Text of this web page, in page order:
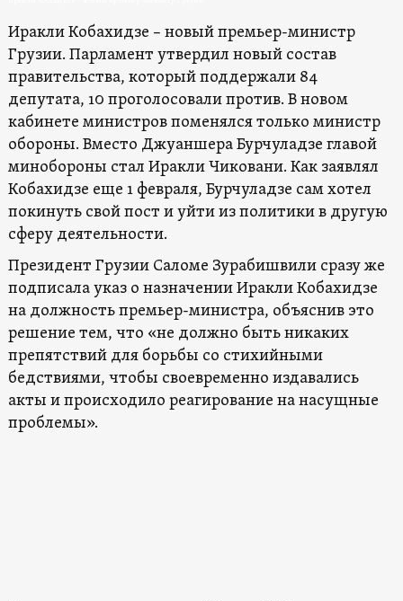
Иракли Кобахидзе – новый премьер-министр
Грузии. Парламент утвердил новый состав
правительства, который поддержали 84
депутата, 10 проголосовали против. В новом
кабинете министров поменялся только министр
обороны. Вместо Джуаншера Бурчуладзе главой
минобороны стал Иракли Чиковани. Как заявлял
Кобахидзе еще 1 февраля, Бурчуладзе сам хотел
покинуть свой пост и уйти из политики в другую
сферу деятельности.
Президент Грузии Саломе Зурабишвили сразу же
подписала указ о назначении Иракли Кобахидзе
на должность премьер-министра, объяснив это
решение тем, что «не должно быть никаких
препятствий для борьбы со стихийными
бедствиями, чтобы своевременно издавались
акты и происходило реагирование на насущные
проблемы».